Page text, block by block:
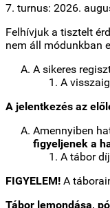
7. turnus: 2026.
Felhívjuk a tisztelt
nem áll módunkban
A sikeres
A
A jelentkezés az
Amennyiben
figyeljenek a
A tábor
FIGYELEM! A
Tábor lemondása,